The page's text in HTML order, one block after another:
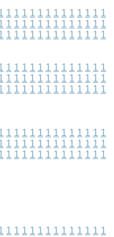
1 1 1 1 1 1 1 1 1 1 1 1 1
1 1 1 1 1 1 1 1 1 1 1 1 1
1 1 1 1 1 1 1 1 1 1 1 1 1
1 1 1 1 1 1 1 1 1 1 1 1 1
1 1 1 1 1 1 1 1 1 1 1 1 1
1 1 1 1 1 1 1 1 1 1 1 1 1
1 1 1 1 1 1 1 1 1 1 1 1 1
1 1 1 1 1 1 1 1 1 1 1 1 1
1 1 1 1 1 1 1 1 1 1 1 1 1
1 1 1 1 1 1 1 1 1 1 1 1 1